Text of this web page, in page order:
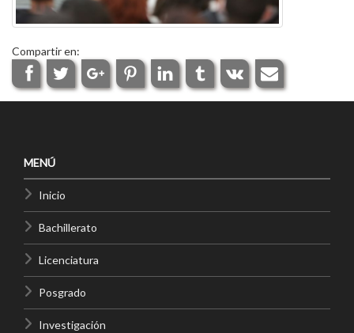
Compartir en:
MENÚ
Inicio
Bachillerato
Licenciatura
Posgrado
Investigación